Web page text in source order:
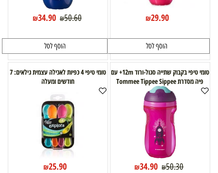
₪29.90
הוסף לסל
₪50.60
₪34.90
הוסף לסל
טומי טיפי בקבוק שתייה סגול-ורוד 12m+ עם
פיה מסדרת Tommee Tippee Sippee
₪50.30
₪34.90
טומי טיפי 4 כפיות לאכילה עצמית גילאים: 7
חודשים ומעלה
₪25.90